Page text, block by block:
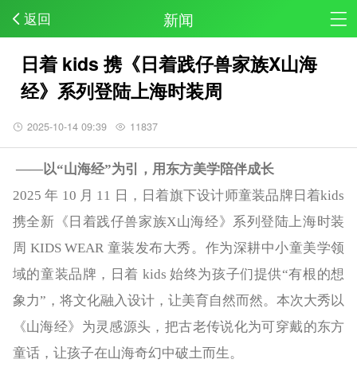
返回 新闻
日着 kids 携《日着践仔兽家族X山海
经》系列登陆上海时装周
2025-10-14 09:39 11837
——以“山海经”为引，用东方美学陪伴成长
2025 年 10 月 11 日，日着旗下设计师童装品牌日着kids
携全新《日着践仔兽家族X山海经》系列登陆上海时装
周 KIDS WEAR 童装发布大秀。作为深耕中小童美学领
域的童装品牌，日着 kids 始终为孩子们提供“有根的想
象力”，将文化融入设计，让美育自然而然。本次大秀以
《山海经》为灵感源头，把古老传说化为可穿戴的东方
童话，让孩子在山海奇幻中破土而生。